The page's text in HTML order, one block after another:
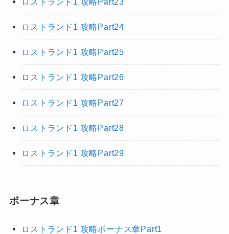
ロストランド1 攻略Part24
ロストランド1 攻略Part25
ロストランド1 攻略Part26
ロストランド1 攻略Part27
ロストランド1 攻略Part28
ロストランド1 攻略Part29
ボーナス章
ロストランド1 攻略ボーナス章Part1